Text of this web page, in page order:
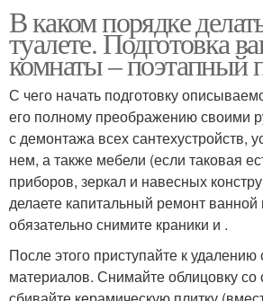
В каком порядке
туалете. Подготовка
комнаты – поэтапный
С чего начать подготовку
его полному преображению своими
с демонтажа всех сантехустройств,
нем, а также мебели (если таковая
приборов, зеркал и навесных
делаете капитальный ремонт
обязательно снимите краники и .
После этого приступайте к
материалов. Снимайте облицовку со